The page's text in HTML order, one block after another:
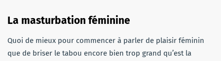
La masturbation féminine
Quoi de mieux pour commencer à parler de plaisir féminin
que de briser le tabou encore bien trop grand qu’est la